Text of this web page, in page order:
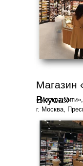
«Москва Сити»,
г. Москва,
Магазин
Вкуса»